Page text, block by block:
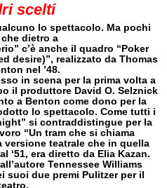
scelti
lo spettacolo. Ma pochi
dietro a
c’è anche il quadro “Poker
desire)”, realizzato da Thomas
nel ’48.
in scena per la prima volta a
il produttore David O. Selznick
a Benton come dono per la
lo spettacolo. Come tutti i
si contraddistingue per la
“Un tram che si chiama
versione teatrale che in quella
‘51, era diretto da Elia Kazan.
Tennessee Williams
suoi due premi Pulitzer per il